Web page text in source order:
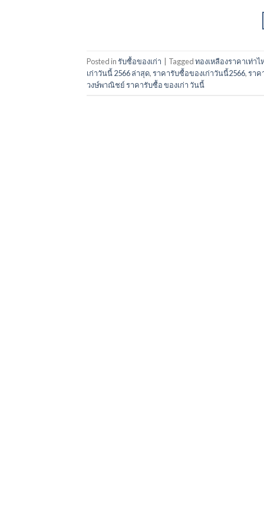
Posted inรับซื้อของเก่า | Taggedทองเหลืองราคาเท่าไ
เก่าวันนี้ 2566 ล่าสุด,ราคารับซื้อของเก่าวันนี้2566,ราค
วงษ์พาณิชย์ ราคารับซื้อ ของเก่า วันนี้